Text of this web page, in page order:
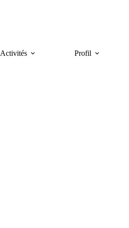
Activités Profil